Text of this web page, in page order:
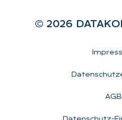
© 2026
AGB